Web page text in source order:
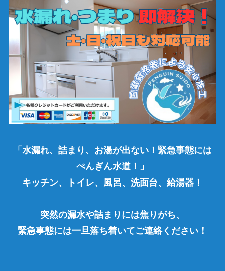
「水漏れ、詰まり、お湯が出ない！緊急事態には
ぺんぎん水道！」
キッチン、トイレ、風呂、洗面台、給湯器！
突然の漏水や詰まりには焦りがち、
緊急事態には一旦落ち着いてご連絡ください！